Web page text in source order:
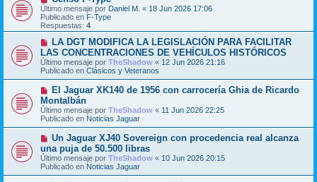
e
e
n
s
a
e
u
e
v
o
m
e
n
s
a
j
Último mensaje por Daniel M. « 18 Jun 2026 17:06
Publicado en F-Type
Respuestas: 4
N
u
e
v
o
m
n
s
a
e
LA DGT MODIFICA LA LEGISLACIÓN PARA FACILITAR
LAS CONCENTRACIONES DE VEHÍCULOS HISTÓRICOS
Último mensaje por TheShadow « 12 Jun 2026 21:16
Publicado en Clásicos y Veteranos
N
e
v
o
m
e
n
s
a
El Jaguar XK140 de 1956 con carrocería Ghia de Ricardo
Montalbán
Último mensaje por TheShadow « 11 Jun 2026 22:25
Publicado en Noticias Jaguar
N
e
v
o
m
Un Jaguar XJ40 Sovereign con procedencia real alcanza
una puja de 50.500 libras
Último mensaje por TheShadow « 10 Jun 2026 20:15
Publicado en Noticias Jaguar